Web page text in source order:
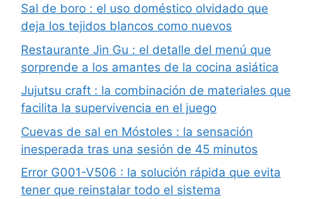
Sal de boro : el uso doméstico olvidado que
deja los tejidos blancos como nuevos
Restaurante Jin Gu : el detalle del menú que
sorprende a los amantes de la cocina asiática
Jujutsu craft : la combinación de materiales que
facilita la supervivencia en el juego
Cuevas de sal en Móstoles : la sensación
inesperada tras una sesión de 45 minutos
Error G001-V506 : la solución rápida que evita
tener que reinstalar todo el sistema